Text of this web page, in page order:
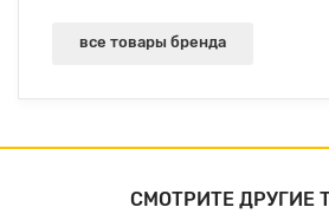
все товары бренда
СМОТРИТЕ ДРУГИЕ